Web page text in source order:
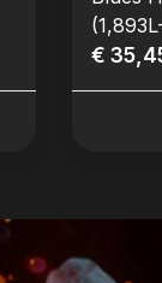
€